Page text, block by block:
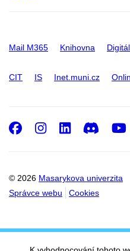
Mail M365 Knihovna
CIT IS Inet.muni.cz
© 2026 Masarykova univerzita
Správce webu
Cookies
Facebook
Instagram